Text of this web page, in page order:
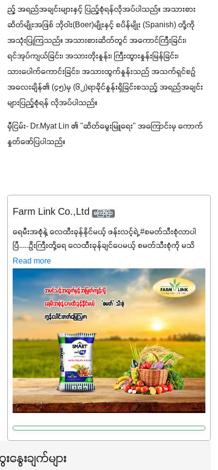
ည့် အရည်အချင်းများနှင့် ပြည့်စုံရန်လိုအပ်ပါသည်။ အသားစား
ဆိတ်မျိုးအဖြစ် ဘိုဝါး(Boer)မျိုးနှင့် စပိန်မျိုး (Spanish) တို့ကို
အသုံးပြုကြသည်။ အသားစားဆိတ်တွင် အကောင်ကြီးခြင်း၊
ရင်အုပ်ကျယ်ခြင်း၊ အသားတိုးနှုန်း၊ ကြီးထွားနှုန်းမြန်ခြင်း၊
သားပေါက်ကောင်းခြင်း၊ အသားထွက်နှုန်းသည် အသက်ရှင်စဉ်
အလေးချိန်၏ (၄၅)မှ (၆၂)ရာခိုင်နှုန်းရှိခြင်းစသည့် အရည်အချင်း
များပြည့်စုံရန် လိုအပ်ပါသည်။
မှီငြမ်း- Dr.Myat Lin ၏ "ဆိတ်မွေးမြူရေး" အကြောင်းမှ ကောက်
နှုတ်ဖော်ပြပါသည်။
Farm Link Co.,Ltd ကြော်ငြာ
ရေမီးအစုံနဲ့ လေထီးခုန်နိုင်မယ့် ဖန်းလင့်ရဲ့ #စမတ်သီးစုံလာပါ
ပြီ.....ဦးကြီးတို့ရေ ‌လေထီးခုန်ချင်ပေမယ့် စမတ်သီးစုံကို မသိ
သေးရင်တော့ ဒီစာလေးကို ဆက်ဖတ်‌ပေးပါ #စမတ်သီးစုံဆိုတာ
အပင်တိုင်းအတွက် အဓိကအာဟာရNPK (19:7:8)နဲ့ #ဟူးမစ်
အက်စစ်တို့ အချိုးကျ ပေါင်းစပ်ထားတဲ့ ကွန်ပေါင်း
ဓာတ်မြေဩဇာဖြစ်ပါတယ်။ အဓိကအကျိုးကျေးဇူးတွေအနေနဲ့
ကတော့ နိုက်ထရိုဂျင် 19%ပါဝင်တဲ့အတွက် ကလိုရိုဖီးလ်ဖွဲ့စည်း
မှုကို အားပေးကာ သီးနှံပင်များ၏အရွက်များစိမ်းလန်းသန်စွမ်း
ပြီး အစာချက်လုပ်မှုအားကောင်းစေပါတယ်။ အပင်၏ပင်ပိုင်း
ကြီးထွားမှုကို တိုးမြင့်စေကာ အပင်သန်၍ အကြီးမြန်စေပါတယ်။
သင့်တော်တဲ့ Phosphorus 7%ပါဝင်မှုကြောင့် အပင်ရဲ့ အမြစ်
ဖွဲ့စည်းတည်ဆောက်မှုကို ပို၍သန်မာလာအောင် အားပေးပါ
တယ်။ ဒါ့အပြင် ပန်းပွင့်ခြင်း၊အသီးသီးခြင်း၊အစေ့တည်ခြင်း
လုပ်ငန်းစဉ်များကိုလည်း အားပေးပါတယ်။ လုံလောက်တဲ့
Potassium 8%က အပင်ရဲ့ ရောဂါဒဏ်၊ရာသီဥတုဒဏ်ခံနိုင်ရည်
အရသာ ပိုမိုကောင်းမွန်စေဖို့အတွက် လိုအပ်တဲ့အာဟာရဓာတ်
ဖြစ်ပါတယ်။ ဟူးမစ်အက်စစ်ပါဝင်ပေါင်းစပ်ထားတဲ့အတွက်
Read more
နွေးချက်များ